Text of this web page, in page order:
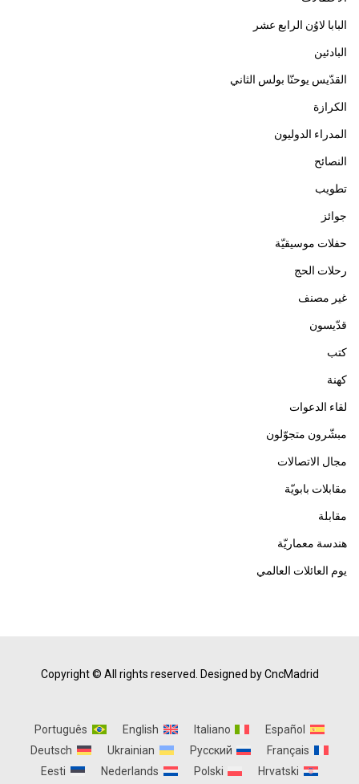
البابا لاوُن الرابع عشر
البادئين
القدّيس يوحنّا بولس الثاني
الكرازة
المدراء الدوليون
النصائح
تطويب
جوائز
حفلات موسيقيّة
رحلات الحج
غير مصنف
قدّيسون
كتب
كهنة
لقاء الدعوات
مبشّرون متجوّلون
مجال الاتصالات
مقابلات بابويّة
مقابلة
هندسة معماريّة
يوم العائلات العالمي
Copyright © All rights reserved. Designed by CncMadrid
Español
Italiano
English
Português
Français
Русский
Ukrainian
Deutsch
Hrvatski
Polski
Nederlands
Eesti